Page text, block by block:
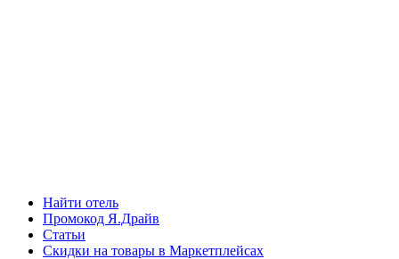
Найти отель
Промокод Я.Драйв
Статьи
Скидки на товары в Маркетплейсах